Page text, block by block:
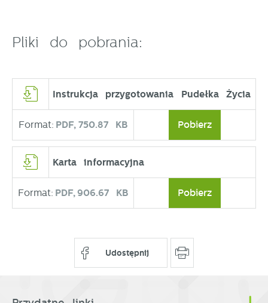
Pliki do pobrania:
Instrukcja przygotowania Pudełka Życia
Format: PDF, 750.87 KB Pobierz
Karta informacyjna
Format: PDF,906.67 KB Pobierz
Udostępnij